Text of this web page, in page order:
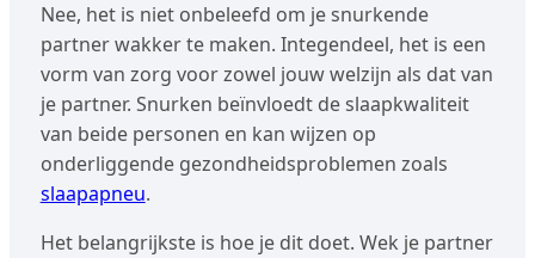
Nee, het is niet onbeleefd om je snurkende
partner wakker te maken. Integendeel, het is een
vorm van zorg voor zowel jouw welzijn als dat van
je partner. Snurken beïnvloedt de slaapkwaliteit
van beide personen en kan wijzen op
onderliggende gezondheidsproblemen zoals
slaapapneu.
Het belangrijkste is hoe je dit doet. Wek je partner